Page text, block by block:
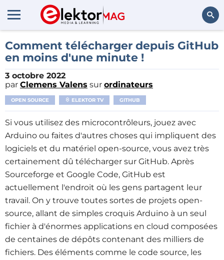
Rechercher
Comment télécharger depuis GitHub
en moins d'une minute !
3 octobre 2022
par Clemens Valens sur ordinateurs
OPEN SOURCE ELEKTOR TV GITHUB
Si vous utilisez des microcontrôleurs, jouez avec
Arduino ou faites d'autres choses qui impliquent des
logiciels et du matériel open-source, vous avez très
certainement dû télécharger sur GitHub. Après
Sourceforge et Google Code, GitHub est
actuellement l'endroit où les gens partagent leur
travail. On y trouve toutes sortes de projets open-
source, allant de simples croquis Arduino à un seul
fichier à d'énormes applications en cloud composées
de centaines de dépôts contenant des milliers de
fichiers. Des éléments comme le code source, les